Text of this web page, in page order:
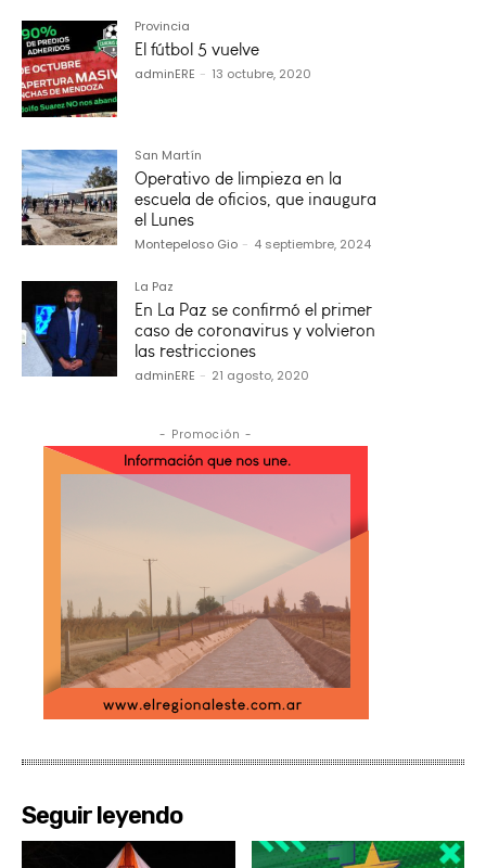
Provincia
El fútbol 5 vuelve
adminERE - 13 octubre, 2020
San Martín
Operativo de limpieza en la
escuela de oficios, que inaugura
el Lunes
Montepeloso Gio - 4 septiembre, 2024
La Paz
En La Paz se confirmó el primer
caso de coronavirus y volvieron
las restricciones
adminERE - 21 agosto, 2020
- Promoción -
Seguir leyendo